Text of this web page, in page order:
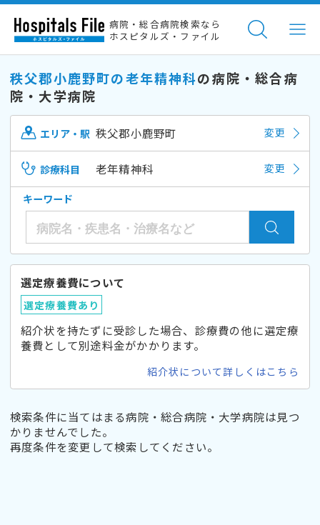
病院・総合病院検索なら
ホスピタルズ・ファイル
秩父郡小鹿野町の老年精神科の病院・総合病
院・大学病院
エリア・駅 秩父郡小鹿野町 変更
診療科目 老年精神科 変更
キーワード
選定療養費について
選定療養費あり
紹介状を持たずに受診した場合、診療費の他に選定療
養費として別途料金がかかります。
紹介状について詳しくはこちら
検索条件に当てはまる病院・総合病院・大学病院は見つ
かりませんでした。
再度条件を変更して検索してください。